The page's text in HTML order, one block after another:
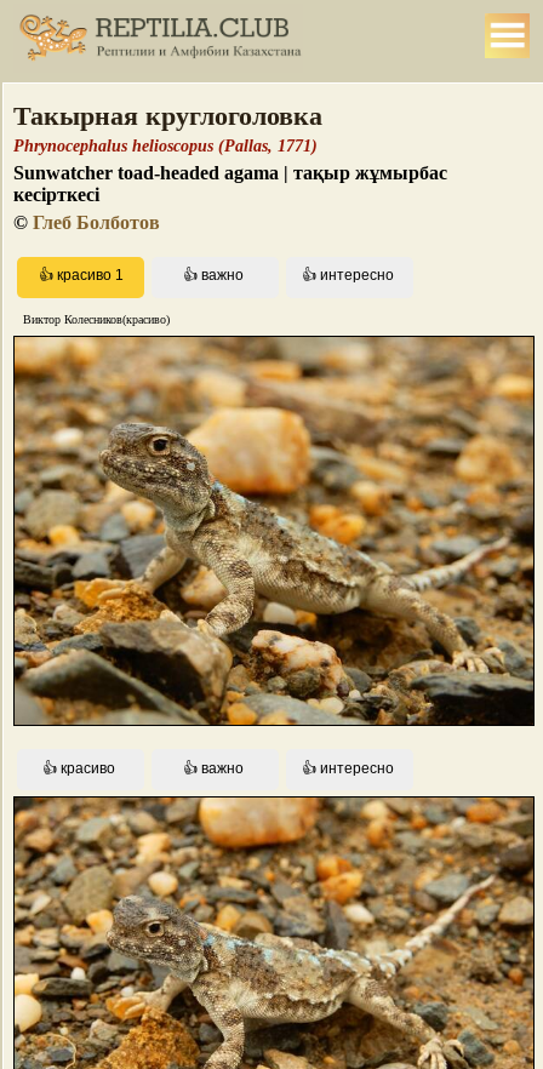
Такырная круглоголовка
Phrynocephalus helioscopus (Pallas, 1771)
Sunwatcher toad-headed agama | тақыр жұмырбас
кесірткесі
© Глеб Болботов
Виктор Колесников(красиво)